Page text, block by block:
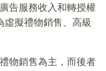
告服務收入和轉授權
虛擬禮物銷售、高級
物銷售為主，而後者